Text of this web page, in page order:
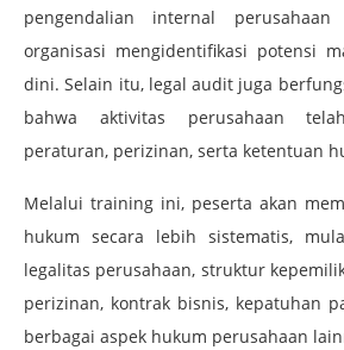
pengendalian internal
organisasi mengidentifikasi potensi
dini. Selain itu, legal audit juga
bahwa aktivitas perusahaan
peraturan, perizinan, serta ketentuan
Melalui training ini, peserta akan
hukum secara lebih sistematis,
legalitas perusahaan, struktur
perizinan, kontrak bisnis, kepatuhan
berbagai aspek hukum perusahaan